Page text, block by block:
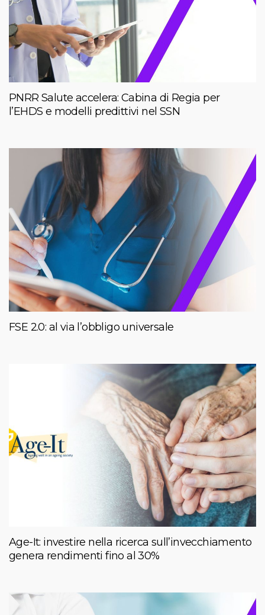
PNRR Salute accelera: Cabina di Regia per
l’EHDS e modelli predittivi nel SSN
FSE 2.0: al via l’obbligo universale
Age-It: investire nella ricerca sull’invecchiamento
genera rendimenti fino al 30%